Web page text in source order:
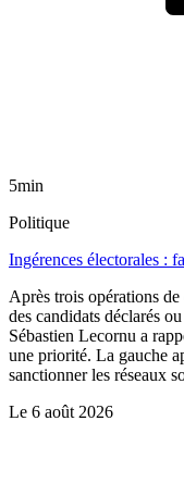
5min
Politique
Ingérences électorales :
Après trois opérations
des candidats déclarés
Sébastien Lecornu a
une priorité. La gauche
sanctionner les réseaux
Le 6 août 2026